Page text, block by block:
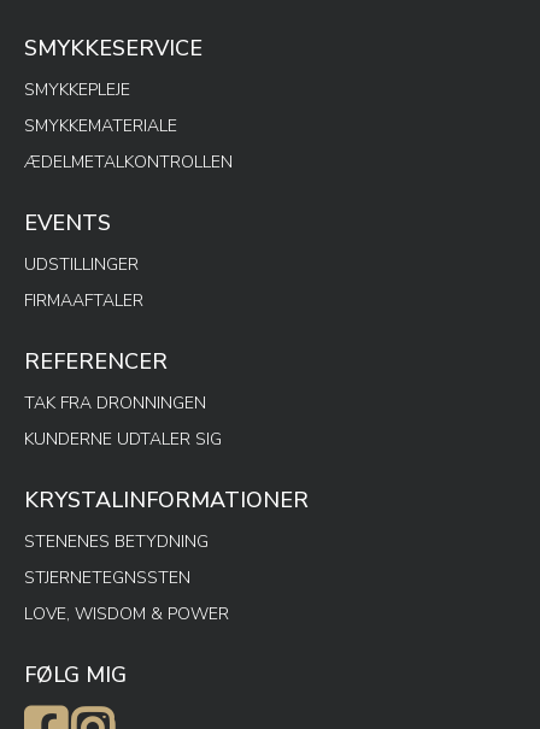
SMYKKESERVICE
SMYKKEPLEJE
SMYKKEMATERIALE
ÆDELMETALKONTROLLEN
EVENTS
UDSTILLINGER
FIRMAAFTALER
REFERENCER
TAK FRA DRONNINGEN
KUNDERNE UDTALER SIG
KRYSTALINFORMATIONER
STENENES BETYDNING
STJERNETEGNSSTEN
LOVE, WISDOM & POWER
FØLG MIG